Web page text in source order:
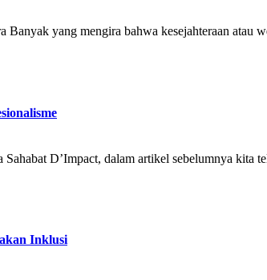
yang mengira bahwa kesejahteraan atau
D’Impact, dalam artikel sebelumnya kita
Inklusi